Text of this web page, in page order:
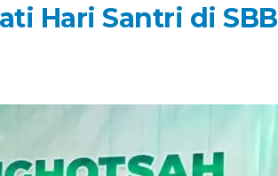
Hari Santri di SBB